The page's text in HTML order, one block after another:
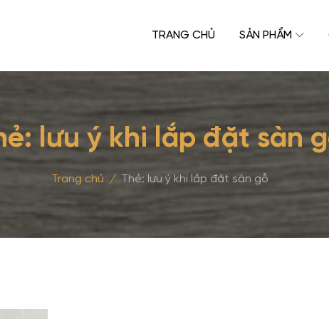
TRANG CHỦ SẢN PHẨM
lưu ý khi lắp đặt sàn
Trang chủ / Thẻ: lưu ý khi lắp đặt sàn gỗ